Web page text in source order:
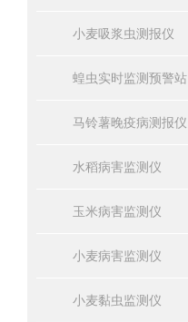
小麦吸浆虫测报仪
蝗虫实时监测预警站
马铃薯晚疫病测报仪
水稻病害监测仪
玉米病害监测仪
小麦病害监测仪
小麦黏虫监测仪